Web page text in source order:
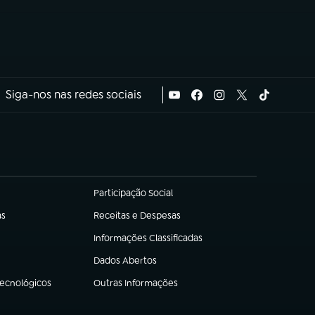
Siga-nos nas redes sociais
Participação Social
(abre em nova aba)
Receitas e Despesas
(abre em nova aba)
Informações Classificadas
(abre em nova aba)
Dados Abertos
(abre em nova aba)
Outras Informações
(abre em nova aba)